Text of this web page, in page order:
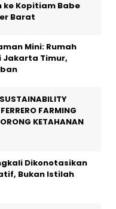
ke Kopitiam Babe
Barat
Mini: Rumah
Jakarta Timur,
FARMING
KETAHANAN
Dikonotasikan
Bukan Istilah